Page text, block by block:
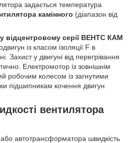
задається температура
камінного (діапазон від
відцентровому серії ВЕНТС КАМ
із класом ізоляції F в
Захист у двигуні від перегрівання
Електромотор із зовнішнім
робочим колесом із загнутими
підшипникам кочення двигун
вентилятора
автотрансформатора швидкість